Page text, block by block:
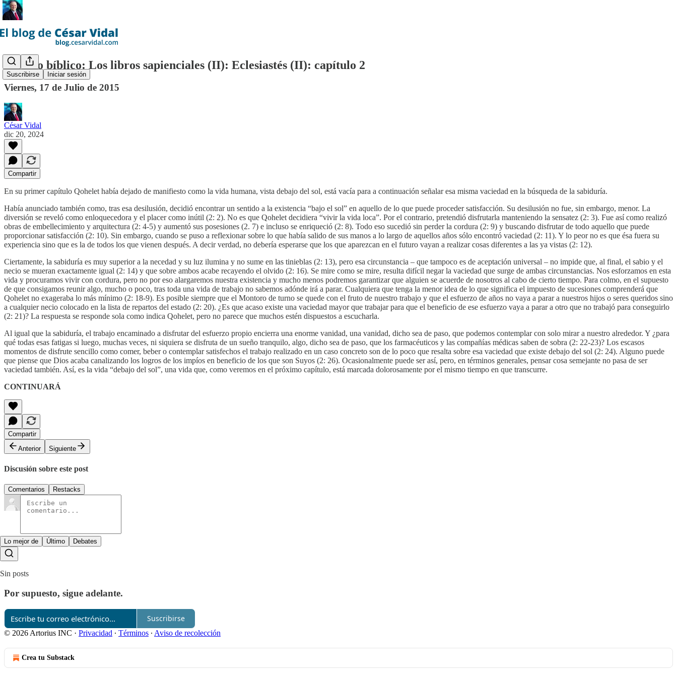
Suscribirse Iniciar sesión
Estudio bíblico: Los libros sapienciales (II): Eclesiastés (II): capítulo 2
Viernes, 17 de Julio de 2015
César Vidal
dic 20, 2024
Compartir
En su primer capítulo Qohelet había dejado de manifiesto como la vida humana, vista debajo del sol, está vacía para a continuación señalar esa misma vaciedad en la búsqueda de la sabiduría.
​Había anunciado también como, tras esa desilusión, decidió encontrar un sentido a la existencia “bajo el sol” en aquello de lo que puede proceder satisfacción. Su desilusión no fue, sin embargo, menor. La
diversión se reveló como enloquecedora y el placer como inútil (2: 2). No es que Qohelet decidiera “vivir la vida loca”. Por el contrario, pretendió disfrutarla manteniendo la sensatez (2: 3). Fue así como realizó
obras de embellecimiento y arquitectura (2: 4-5) y aumentó sus posesiones (2. 7) e incluso se enriqueció (2: 8). Todo eso sucedió sin perder la cordura (2: 9) y buscando disfrutar de todo aquello que puede
proporcionar satisfacción (2: 10). Sin embargo, cuando se puso a reflexionar sobre lo que había salido de sus manos a lo largo de aquellos años sólo encontró vaciedad (2: 11). Y lo peor no es que ésa fuera su
experiencia sino que es la de todos los que vienen después. A decir verdad, no debería esperarse que los que aparezcan en el futuro vayan a realizar cosas diferentes a las ya vistas (2: 12).
Ciertamente, la sabiduría es muy superior a la necedad y su luz ilumina y no sume en las tinieblas (2: 13), pero esa circunstancia – que tampoco es de aceptación universal – no impide que, al final, el sabio y el
necio se mueran exactamente igual (2: 14) y que sobre ambos acabe recayendo el olvido (2: 16). Se mire como se mire, resulta difícil negar la vaciedad que surge de ambas circunstancias. Nos esforzamos en esta
vida y procuramos vivir con cordura, pero no por eso alargaremos nuestra existencia y mucho menos podremos garantizar que alguien se acuerde de nosotros al cabo de cierto tiempo. Para colmo, en el supuesto
de que consigamos reunir algo, mucho o poco, tras toda una vida de trabajo no sabemos adónde irá a parar. Cualquiera que tenga la menor idea de lo que significa el impuesto de sucesiones comprenderá que
Qohelet no exageraba lo más mínimo (2: 18-9). Es posible siempre que el Montoro de turno se quede con el fruto de nuestro trabajo y que el esfuerzo de años no vaya a parar a nuestros hijos o seres queridos sino
a cualquier necio colocado en la lista de repartos del estado (2: 20). ¿Es que acaso existe una vaciedad mayor que trabajar para que el beneficio de ese esfuerzo vaya a parar a otro que no trabajó para conseguirlo
(2: 21)? La respuesta se responde sola como indica Qohelet, pero no parece que muchos estén dispuestos a escucharla.
Al igual que la sabiduría, el trabajo encaminado a disfrutar del esfuerzo propio encierra una enorme vanidad, una vanidad, dicho sea de paso, que podemos contemplar con solo mirar a nuestro alrededor. Y ¿para
qué todas esas fatigas si luego, muchas veces, ni siquiera se disfruta de un sueño tranquilo, algo, dicho sea de paso, que los farmacéuticos y las compañías médicas saben de sobra (2: 22-23)? Los escasos
momentos de disfrute sencillo como comer, beber o contemplar satisfechos el trabajo realizado en un caso concreto son de lo poco que resalta sobre esa vaciedad que existe debajo del sol (2: 24). Alguno puede
que piense que Dios acaba canalizando los logros de los impíos en beneficio de los que son Suyos (2: 26). Ocasionalmente puede ser así, pero, en términos generales, pensar cosa semejante no pasa de ser
vaciedad también. Así, es la vida “debajo del sol”, una vida que, como veremos en el próximo capítulo, está marcada dolorosamente por el mismo tiempo en que transcurre.
CONTINUARÁ
Compartir
Anterior
Siguiente
Discusión sobre este post
Comentarios Restacks
Lo mejor de Último Debates
Sin posts
Por supuesto, sigue adelante.
Suscribirse
© 2026 Artorius INC · Privacidad ∙ Términos ∙ Aviso de recolección
Crea tu Substack